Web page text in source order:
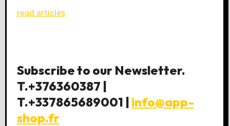
read articles
Subscribe to our Newsletter.
T.+376360387 |
T.+337865689001 | info@app-
shop.fr